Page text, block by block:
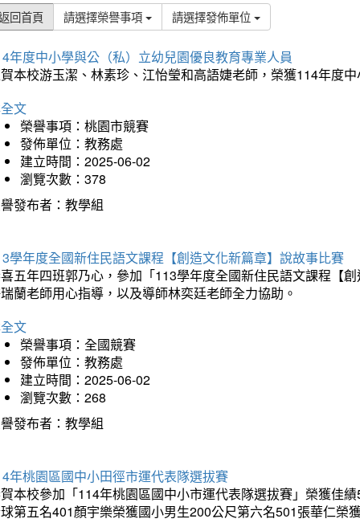
回首頁 請選擇榮譽事項 請選擇發佈單位
年度中小學與公（私）立幼兒園優良教育專業人員
本校游玉潔、林素珍、江怡瑩和高語婕老師，榮獲114年度
文
榮譽事項：桃園市競賽
發佈單位：教務處
建立時間：2025-06-02
瀏覽次數：378
發布者：教學組
學年度全國新住民語文課程【創造文化新篇章】說故事比賽
五年四班郭乃心，參加「113學年度全國新住民語文課程【
蘭老師用心指導，以及導師林奕廷老師全力協助。
文
榮譽事項：全國競賽
發佈單位：教務處
建立時間：2025-06-02
瀏覽次數：268
發布者：教學組
年桃園區國中小田徑市運代表隊選拔賽
本校參加「114年桃園區國中小市運代表隊選拔賽」榮獲佳
第五名401顏宇樂榮獲國小男生200公尺第六名501張華仁